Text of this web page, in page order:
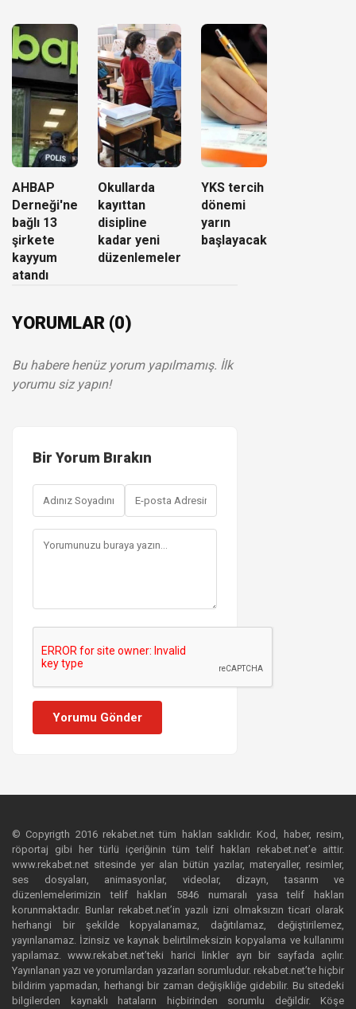
AHBAP
Derneği'ne
bağlı 13
şirkete
kayyum
atandı
Okullarda
kayıttan
disipline
kadar yeni
düzenlemeler
YKS tercih
dönemi
yarın
başlayacak
YORUMLAR (0)
Bu habere henüz yorum yapılmamış. İlk
yorumu siz yapın!
Bir Yorum Bırakın
Yorumu Gönder
© Copyrigth 2016 rekabet.net tüm hakları saklıdır. Kod, haber, resim,
röportaj gibi her türlü içeriğinin tüm telif hakları rekabet.net’e aittir.
www.rekabet.net sitesinde yer alan bütün yazılar, materyaller, resimler,
ses dosyaları, animasyonlar, videolar, dizayn, tasarım ve
düzenlemelerimizin telif hakları 5846 numaralı yasa telif hakları
korunmaktadır. Bunlar rekabet.net’in yazılı izni olmaksızın ticari olarak
herhangi bir şekilde kopyalanamaz, dağıtılamaz, değiştirilemez,
yayınlanamaz. İzinsiz ve kaynak belirtilmeksizin kopyalama ve kullanımı
yapılamaz. www.rekabet.net’teki harici linkler ayrı bir sayfada açılır.
Yayınlanan yazı ve yorumlardan yazarları sorumludur. rekabet.net’te hiçbir
bildirim yapmadan, herhangi bir zaman değişikliğe gidebilir. Bu sitedeki
bilgilerden kaynaklı hataların hiçbirinden sorumlu değildir. Köşe